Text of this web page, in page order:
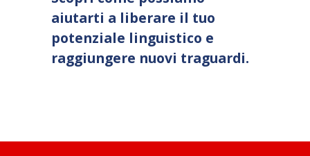
aiutarti a liberare il tuo
potenziale linguistico e
raggiungere nuovi traguardi.